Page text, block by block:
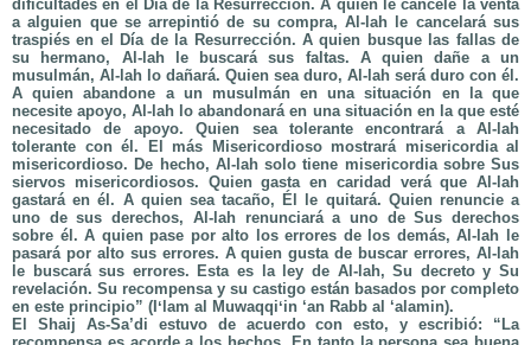
dificultades en el Día de la Resurrección. A quien le cancele la venta
a alguien que se arrepintió de su compra, Al-lah le cancelará sus
traspiés en el Día de la Resurrección. A quien busque las fallas de
su hermano, Al-lah le buscará sus faltas. A quien dañe a un
musulmán, Al-lah lo dañará. Quien sea duro, Al-lah será duro con él.
A quien abandone a un musulmán en una situación en la que
necesite apoyo, Al-lah lo abandonará en una situación en la que esté
necesitado de apoyo. Quien sea tolerante encontrará a Al-lah
tolerante con él. El más Misericordioso mostrará misericordia al
misericordioso. De hecho, Al-lah solo tiene misericordia sobre Sus
siervos misericordiosos. Quien gasta en caridad verá que Al-lah
gastará en él. A quien sea tacaño, Él le quitará. Quien renuncie a
uno de sus derechos, Al-lah renunciará a uno de Sus derechos
sobre él. A quien pase por alto los errores de los demás, Al-lah le
pasará por alto sus errores. A quien gusta de buscar errores, Al-lah
le buscará sus errores. Esta es la ley de Al-lah, Su decreto y Su
revelación. Su recompensa y su castigo están basados por completo
en este principio” (Iʻlam al Muwaqqiʻin ‘an Rabb al ‘alamin).
El Shaij As-Sa’di estuvo de acuerdo con esto, y escribió: “La